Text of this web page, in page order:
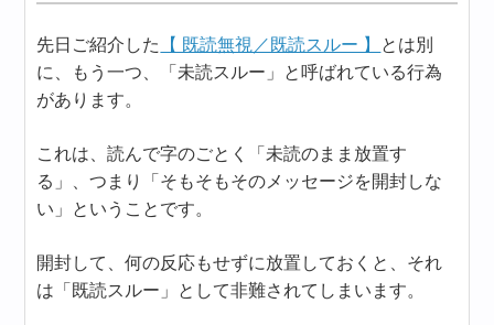
先日ご紹介した 【 既読無視／既読スルー 】 とは別
に、もう一つ、「未読スルー」と呼ばれている行為
があります。
これは、読んで字のごとく「未読のまま放置す
る」、つまり「そもそもそのメッセージを開封しな
い」ということです。
開封して、何の反応もせずに放置しておくと、それ
は「既読スルー」として非難されてしまいます。